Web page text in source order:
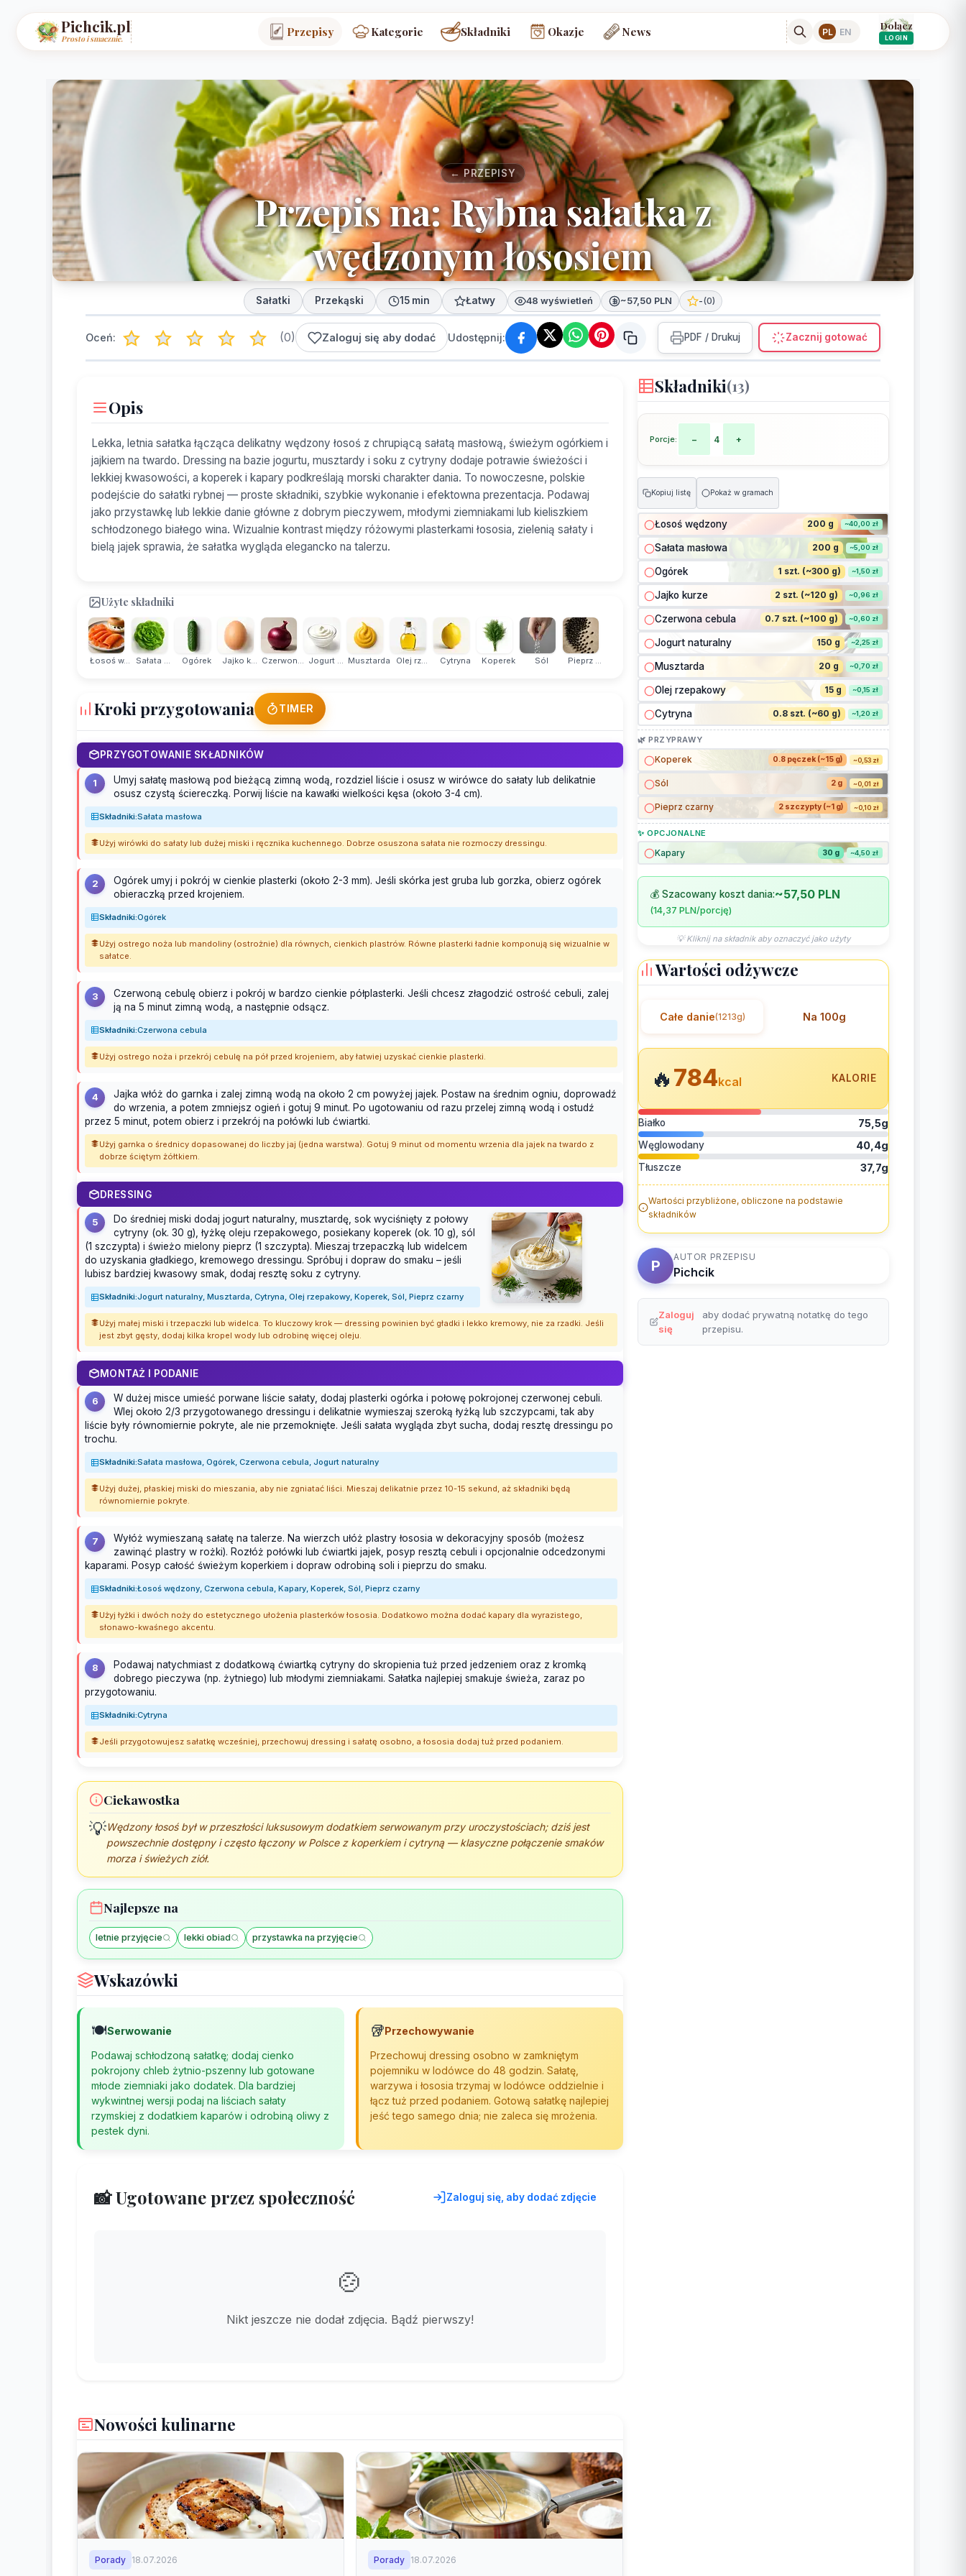
Pichcik.pl
Prosto i smacznie. Przepisy Kategorie Składniki Okazje News PL EN
Dołącz
LOGIN
← PRZEPISY
Przepis na: Rybna sałatka z
wędzonym łososiem
Sałatki Przekąski 15 min Łatwy 48 wyświetleń ~57,50 PLN -(0)
Oceń: (0) Zaloguj się aby dodać Udostępnij: PDF / Drukuj Zacznij gotować
Opis
Lekka, letnia sałatka łącząca delikatny wędzony łosoś z chrupiącą sałatą masłową, świeżym ogórkiem i
jajkiem na twardo. Dressing na bazie jogurtu, musztardy i soku z cytryny dodaje potrawie świeżości i
lekkiej kwasowości, a koperek i kapary podkreślają morski charakter dania. To nowoczesne, polskie
podejście do sałatki rybnej — proste składniki, szybkie wykonanie i efektowna prezentacja. Podawaj
jako przystawkę lub lekkie danie główne z dobrym pieczywem, młodymi ziemniakami lub kieliszkiem
schłodzonego białego wina. Wizualnie kontrast między różowymi plasterkami łososia, zielenią sałaty i
bielą jajek sprawia, że sałatka wygląda elegancko na talerzu.
Użyte składniki
Łosoś w... Sałata ... Ogórek Jajko k... Czerwon... Jogurt ... Musztarda Olej rz... Cytryna Koperek Sól Pieprz ...
Kroki przygotowania TIMER
PRZYGOTOWANIE SKŁADNIKÓW
1
Umyj sałatę masłową pod bieżącą zimną wodą, rozdziel liście i osusz w wirówce do sałaty lub delikatnie
osusz czystą ściereczką. Porwij liście na kawałki wielkości kęsa (około 3-4 cm).
Składniki:Sałata masłowa
Użyj wirówki do sałaty lub dużej miski i ręcznika kuchennego. Dobrze osuszona sałata nie rozmoczy dressingu.
2
Ogórek umyj i pokrój w cienkie plasterki (około 2-3 mm). Jeśli skórka jest gruba lub gorzka, obierz ogórek
obieraczką przed krojeniem.
Składniki:Ogórek
Użyj ostrego noża lub mandoliny (ostrożnie) dla równych, cienkich plastrów. Równe plasterki ładnie komponują się wizualnie w
sałatce.
3
Czerwoną cebulę obierz i pokrój w bardzo cienkie półplasterki. Jeśli chcesz złagodzić ostrość cebuli, zalej
ją na 5 minut zimną wodą, a następnie odsącz.
Składniki:Czerwona cebula
Użyj ostrego noża i przekrój cebulę na pół przed krojeniem, aby łatwiej uzyskać cienkie plasterki.
4
Jajka włóż do garnka i zalej zimną wodą na około 2 cm powyżej jajek. Postaw na średnim ogniu, doprowadź
do wrzenia, a potem zmniejsz ogień i gotuj 9 minut. Po ugotowaniu od razu przelej zimną wodą i ostudź
przez 5 minut, potem obierz i przekrój na połówki lub ćwiartki.
Użyj garnka o średnicy dopasowanej do liczby jaj (jedna warstwa). Gotuj 9 minut od momentu wrzenia dla jajek na twardo z
dobrze ściętym żółtkiem.
DRESSING
5
Do średniej miski dodaj jogurt naturalny, musztardę, sok wyciśnięty z połowy
cytryny (ok. 30 g), łyżkę oleju rzepakowego, posiekany koperek (ok. 10 g), sól
(1 szczypta) i świeżo mielony pieprz (1 szczypta). Mieszaj trzepaczką lub widelcem
do uzyskania gładkiego, kremowego dressingu. Spróbuj i dopraw do smaku – jeśli
lubisz bardziej kwasowy smak, dodaj resztę soku z cytryny.
Składniki:Jogurt naturalny, Musztarda, Cytryna, Olej rzepakowy, Koperek, Sól, Pieprz czarny
Użyj małej miski i trzepaczki lub widelca. To kluczowy krok — dressing powinien być gładki i lekko kremowy, nie za rzadki. Jeśli
jest zbyt gęsty, dodaj kilka kropel wody lub odrobinę więcej oleju.
MONTAŻ I PODANIE
6
W dużej misce umieść porwane liście sałaty, dodaj plasterki ogórka i połowę pokrojonej czerwonej cebuli.
Wlej około 2/3 przygotowanego dressingu i delikatnie wymieszaj szeroką łyżką lub szczypcami, tak aby
liście były równomiernie pokryte, ale nie przemoknięte. Jeśli sałata wygląda zbyt sucha, dodaj resztę dressingu po
trochu.
Składniki:Sałata masłowa, Ogórek, Czerwona cebula, Jogurt naturalny
Użyj dużej, płaskiej miski do mieszania, aby nie zgniatać liści. Mieszaj delikatnie przez 10-15 sekund, aż składniki będą
równomiernie pokryte.
7
Wyłóż wymieszaną sałatę na talerze. Na wierzch ułóż plastry łososia w dekoracyjny sposób (możesz
zawinąć plastry w rożki). Rozłóż połówki lub ćwiartki jajek, posyp resztą cebuli i opcjonalnie odcedzonymi
kaparami. Posyp całość świeżym koperkiem i dopraw odrobiną soli i pieprzu do smaku.
Składniki:Łosoś wędzony, Czerwona cebula, Kapary, Koperek, Sól, Pieprz czarny
Użyj łyżki i dwóch noży do estetycznego ułożenia plasterków łososia. Dodatkowo można dodać kapary dla wyrazistego,
słonawo-kwaśnego akcentu.
8
Podawaj natychmiast z dodatkową ćwiartką cytryny do skropienia tuż przed jedzeniem oraz z kromką
dobrego pieczywa (np. żytniego) lub młodymi ziemniakami. Sałatka najlepiej smakuje świeża, zaraz po
przygotowaniu.
Składniki:Cytryna
Jeśli przygotowujesz sałatkę wcześniej, przechowuj dressing i sałatę osobno, a łososia dodaj tuż przed podaniem.
Ciekawostka
💡Wędzony łosoś był w przeszłości luksusowym dodatkiem serwowanym przy uroczystościach; dziś jest
powszechnie dostępny i często łączony w Polsce z koperkiem i cytryną — klasyczne połączenie smaków
morza i świeżych ziół.
Najlepsze na
letnie przyjęcie lekki obiad przystawka na przyjęcie
Wskazówki
🍽️Serwowanie
Podawaj schłodzoną sałatkę; dodaj cienko
pokrojony chleb żytnio-pszenny lub gotowane
młode ziemniaki jako dodatek. Dla bardziej
wykwintnej wersji podaj na liściach sałaty
rzymskiej z dodatkiem kaparów i odrobiną oliwy z
pestek dyni.
🥡Przechowywanie
Przechowuj dressing osobno w zamkniętym
pojemniku w lodówce do 48 godzin. Sałatę,
warzywa i łososia trzymaj w lodówce oddzielnie i
łącz tuż przed podaniem. Gotową sałatkę najlepiej
jeść tego samego dnia; nie zaleca się mrożenia.
📸 Ugotowane przez społeczność Zaloguj się, aby dodać zdjęcie
🍲
Nikt jeszcze nie dodał zdjęcia. Bądź pierwszy!
Nowości kulinarne
Porady 18.07.2026 Porady 18.07.2026
Składniki(13)
Porcje: − 4 +
Kopiuj listę Pokaż w gramach
Łosoś wędzony 200 g ~40,00 zł
Sałata masłowa 200 g ~5,00 zł
Ogórek 1 szt. (~300 g) ~1,50 zł
Jajko kurze 2 szt. (~120 g) ~0,96 zł
Czerwona cebula 0.7 szt. (~100 g) ~0,60 zł
Jogurt naturalny 150 g ~2,25 zł
Musztarda 20 g ~0,70 zł
Olej rzepakowy 15 g ~0,15 zł
Cytryna 0.8 szt. (~60 g) ~1,20 zł
🌿 PRZYPRAWY
Koperek 0.8 pęczek (~15 g) ~0,53 zł
Sól 2 g ~0,01 zł
Pieprz czarny 2 szczypty (~1 g) ~0,10 zł
✨ OPCJONALNE
Kapary 30 g ~4,50 zł
💰 Szacowany koszt dania:~57,50 PLN
(14,37 PLN/porcję)
💡 Kliknij na składnik aby oznaczyć jako użyty
Wartości odżywcze
Całe danie(1213g) Na 100g
🔥784kcal KALORIE
Białko 75,5g
Węglowodany 40,4g
Tłuszcze 37,7g
Wartości przybliżone, obliczone na podstawie
składników
P
AUTOR PRZEPISU
Pichcik
Zaloguj
się
aby dodać prywatną notatkę do tego
przepisu.